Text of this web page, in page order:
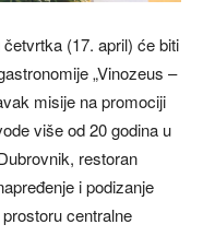
(17. april) će biti
„Vinozeus –
misije na promociji
više od 20 godina u
restoran
i podizanje
centralne